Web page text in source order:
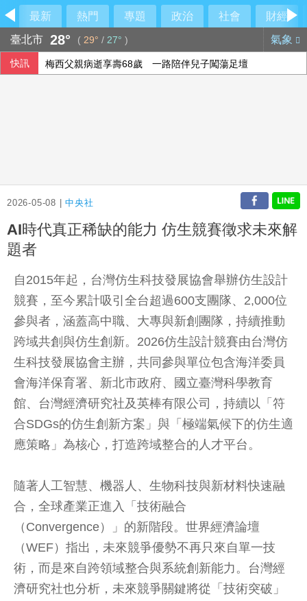
最新 熱門 專題 政治 社會
財經
臺北市 28° ( 29° / 27° ) 氣象
快訊 梅西父親病逝享壽68歲 一路陪伴兒子闖蕩足壇
2026-05-08 |中央社
AI時代真正稀缺的能力 仿生競賽徵求未來解
題者
自2015年起，台灣仿生科技發展協會舉辦仿生設計
競賽，至今累計吸引全台超過600支團隊、2,000位
參與者，涵蓋高中職、大專與新創團隊，持續推動
跨域共創與仿生創新。2026仿生設計競賽由台灣仿
生科技發展協會主辦，共同參與單位包含海洋委員
會海洋保育署、新北市政府、國立臺灣科學教育
館、台灣經濟研究社及英棒有限公司，持續以「符
合SDGs的仿生創新方案」與「極端氣候下的仿生適
應策略」為核心，打造跨域整合的人才平台。
隨著人工智慧、機器人、生物科技與新材料快速融
合，全球產業正進入「技術融合
（Convergence）」的新階段。世界經濟論壇
（WEF）指出，未來競爭優勢不再只來自單一技
術，而是來自跨領域整合與系統創新能力。台灣經
濟研究社也分析，未來競爭關鍵將從「技術突破」